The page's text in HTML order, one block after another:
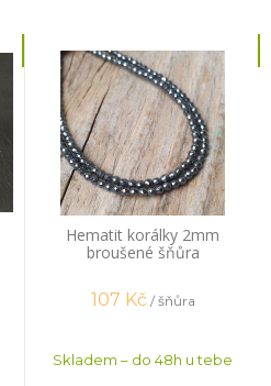
Hematit korálky 2mm
broušené šňůra
107 Kč / šňůra
Skladem – do 48h u tebe